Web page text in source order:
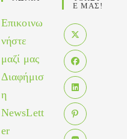
Επικοινω
νήστε
μαζί μας
Διαφήμισ
η
NewsLett
er
Ε ΜΑΣ!
Opens
in
a
new
tab
Opens
in
a
new
tab
Opens
in
aOpens